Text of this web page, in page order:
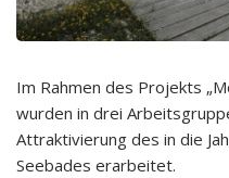
Im Rahmen des Projekts
wurden in drei
Attraktivierung des in die
Seebades erarbeitet.